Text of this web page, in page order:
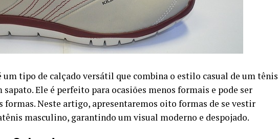
um tipo de calçado versátil que combina o estilo casual de um tênis
sapato. Ele é perfeito para ocasiões menos formais e pode ser
formas. Neste artigo, apresentaremos oito formas de se vestir
masculino, garantindo um visual moderno e despojado.